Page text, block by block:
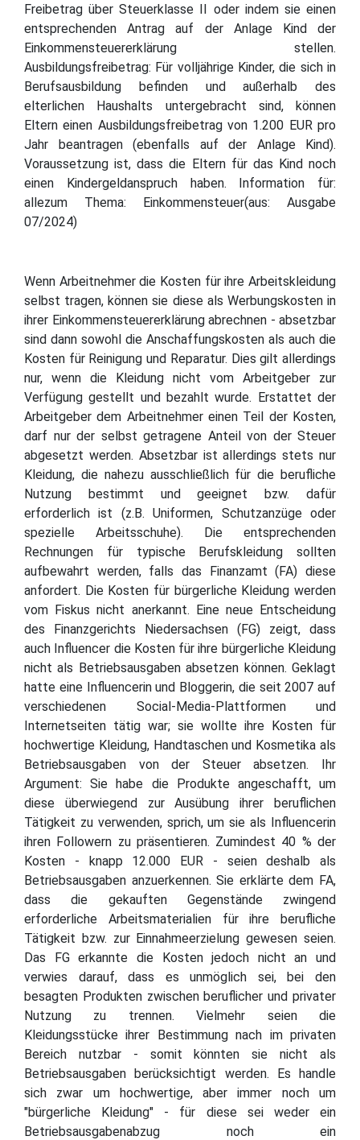
Freibetrag über Steuerklasse II oder indem sie einen
entsprechenden Antrag auf der Anlage Kind der
Einkommensteuererklärung stellen.
Ausbildungsfreibetrag: Für volljährige Kinder, die sich in
Berufsausbildung befinden und außerhalb des
elterlichen Haushalts untergebracht sind, können
Eltern einen Ausbildungsfreibetrag von 1.200 EUR pro
Jahr beantragen (ebenfalls auf der Anlage Kind).
Voraussetzung ist, dass die Eltern für das Kind noch
einen Kindergeldanspruch haben. Information für:
allezum Thema: Einkommensteuer(aus: Ausgabe
07/2024)
Wenn Arbeitnehmer die Kosten für ihre Arbeitskleidung
selbst tragen, können sie diese als Werbungskosten in
ihrer Einkommensteuererklärung abrechnen - absetzbar
sind dann sowohl die Anschaffungskosten als auch die
Kosten für Reinigung und Reparatur. Dies gilt allerdings
nur, wenn die Kleidung nicht vom Arbeitgeber zur
Verfügung gestellt und bezahlt wurde. Erstattet der
Arbeitgeber dem Arbeitnehmer einen Teil der Kosten,
darf nur der selbst getragene Anteil von der Steuer
abgesetzt werden. Absetzbar ist allerdings stets nur
Kleidung, die nahezu ausschließlich für die berufliche
Nutzung bestimmt und geeignet bzw. dafür
erforderlich ist (z.B. Uniformen, Schutzanzüge oder
spezielle Arbeitsschuhe). Die entsprechenden
Rechnungen für typische Berufskleidung sollten
aufbewahrt werden, falls das Finanzamt (FA) diese
anfordert. Die Kosten für bürgerliche Kleidung werden
vom Fiskus nicht anerkannt. Eine neue Entscheidung
des Finanzgerichts Niedersachsen (FG) zeigt, dass
auch Influencer die Kosten für ihre bürgerliche Kleidung
nicht als Betriebsausgaben absetzen können. Geklagt
hatte eine Influencerin und Bloggerin, die seit 2007 auf
verschiedenen Social-Media-Plattformen und
Internetseiten tätig war; sie wollte ihre Kosten für
hochwertige Kleidung, Handtaschen und Kosmetika als
Betriebsausgaben von der Steuer absetzen. Ihr
Argument: Sie habe die Produkte angeschafft, um
diese überwiegend zur Ausübung ihrer beruflichen
Tätigkeit zu verwenden, sprich, um sie als Influencerin
ihren Followern zu präsentieren. Zumindest 40 % der
Kosten - knapp 12.000 EUR - seien deshalb als
Betriebsausgaben anzuerkennen. Sie erklärte dem FA,
dass die gekauften Gegenstände zwingend
erforderliche Arbeitsmaterialien für ihre berufliche
Tätigkeit bzw. zur Einnahmeerzielung gewesen seien.
Das FG erkannte die Kosten jedoch nicht an und
verwies darauf, dass es unmöglich sei, bei den
besagten Produkten zwischen beruflicher und privater
Nutzung zu trennen. Vielmehr seien die
Kleidungsstücke ihrer Bestimmung nach im privaten
Bereich nutzbar - somit könnten sie nicht als
Betriebsausgaben berücksichtigt werden. Es handle
sich zwar um hochwertige, aber immer noch um
"bürgerliche Kleidung" - für diese sei weder ein
Betriebsausgabenabzug noch ein